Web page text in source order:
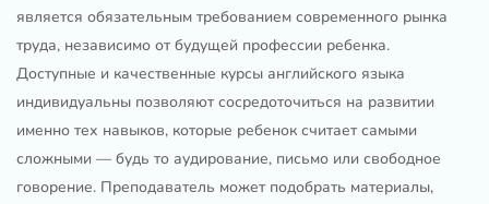
является обязательным требованием современного рынка
труда, независимо от будущей профессии ребенка.
Доступные и качественные курсы английского языка
индивидуальны позволяют сосредоточиться на развитии
именно тех навыков, которые ребенок считает самыми
сложными — будь то аудирование, письмо или свободное
говорение. Преподаватель может подобрать материалы,